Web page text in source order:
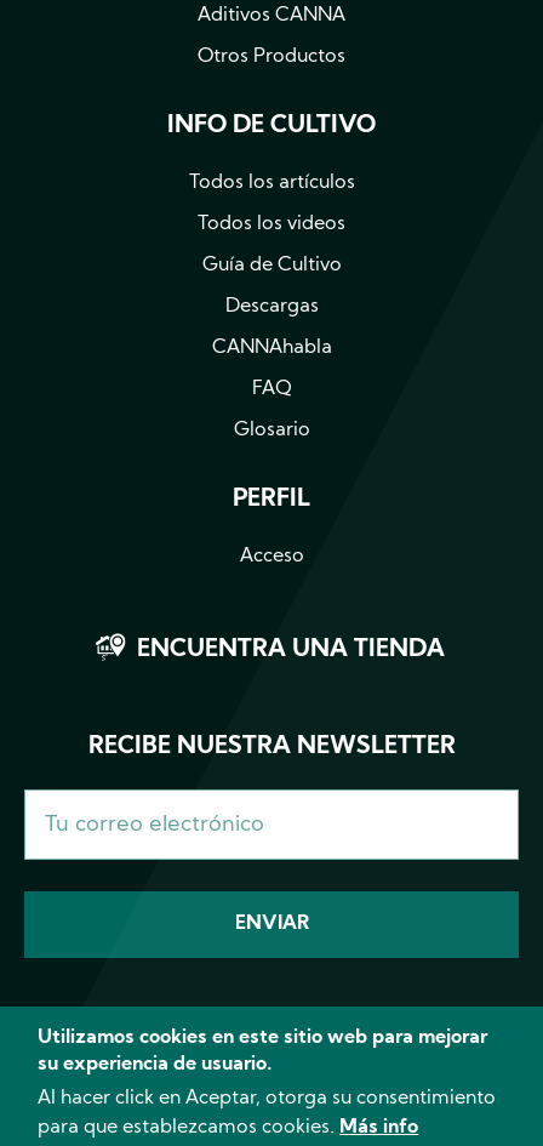
Aditivos CANNA
Otros Productos
INFO DE CULTIVO
Todos los artículos
Todos los videos
Guía de Cultivo
Descargas
CANNAhabla
FAQ
Glosario
PERFIL
Acceso
ENCUENTRA UNA TIENDA
RECIBE NUESTRA NEWSLETTER
FacebookInstagram
© 2026 CANNA - Todos los derechos
Utilizamos cookies en este sitio web para mejorar
su experiencia de usuario.
Al hacer click en Aceptar, otorga su consentimiento
para que establezcamos cookies. Más info